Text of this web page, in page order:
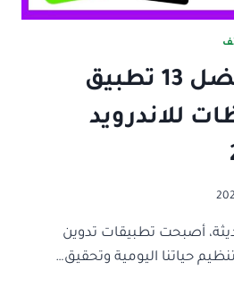
تعرف على: أفضل 13 تطبيق
للاندرويد
أصبحت تطبيقات تدوين
حياتنا اليومية وتحقيق…